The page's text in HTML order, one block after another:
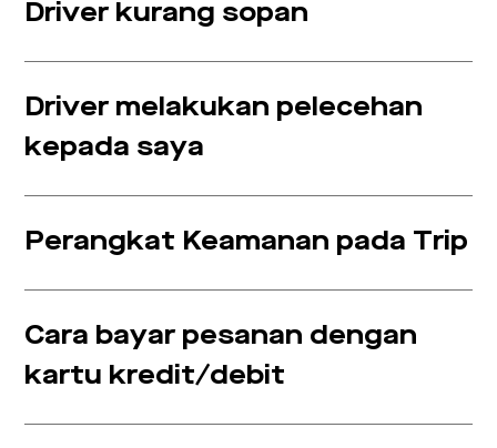
Driver kurang sopan
Driver melakukan pelecehan
kepada saya
Perangkat Keamanan pada Trip
Cara bayar pesanan dengan
kartu kredit/debit